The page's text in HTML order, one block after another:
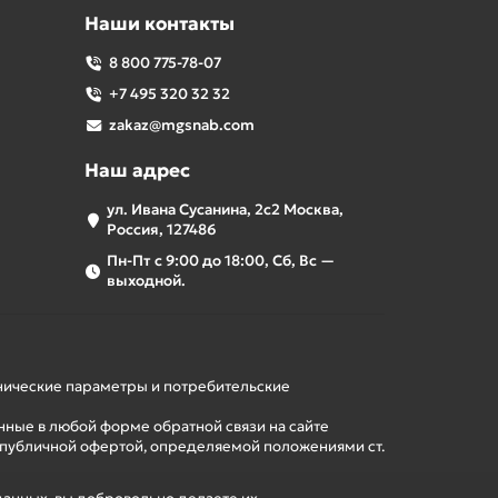
Наши контакты
8 800 775-78-07
+7 495 320 32 32
zakaz@mgsnab.com
Наш адрес
ул. Ивана Сусанина, 2с2 Москва,
Россия, 127486
Пн-Пт с 9:00 до 18:00, Сб, Вс —
выходной.
параметры и потребительские
в любой форме обратной связи на сайте
офертой, определяемой положениями ст.